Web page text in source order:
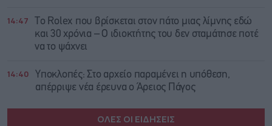
14:47
Το Rolex που βρίσκεται στον πάτο μιας λίμνης εδώ
και 30 χρόνια – Ο ιδιοκτήτης του δεν σταμάτησε ποτέ
να το ψάχνει
14:40
Υποκλοπές: Στο αρχείο παραμένει η υπόθεση,
απέρριψε νέα έρευνα ο Άρειος Πάγος
ΟΛΕΣ ΟΙ ΕΙΔΗΣΕΙΣ